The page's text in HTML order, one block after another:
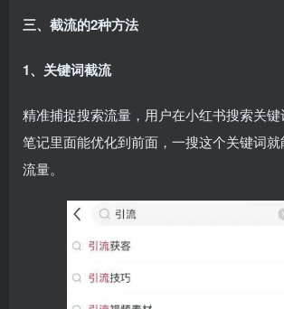
三、截流的2种方法
1、关键词截流
精准捕捉搜索流量，用户在小红书搜索关
笔记里面能优化到前面，一搜这个关键词
流量。